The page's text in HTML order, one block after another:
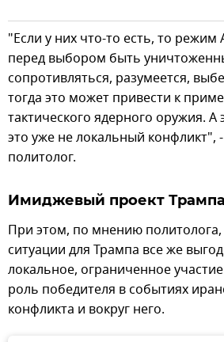
"Если у них что-то есть, то режим
перед выбором быть
сопротивляться, разумеется,
тогда это может привести к
тактического ядерного оружия. А
это уже не локальный конфликт",
политолог.
Имиджевый проект Трампа
При этом, по мнению
ситуации для Трампа все же
локальное, ограниченное
роль победителя в событиях
конфликта и вокруг него.